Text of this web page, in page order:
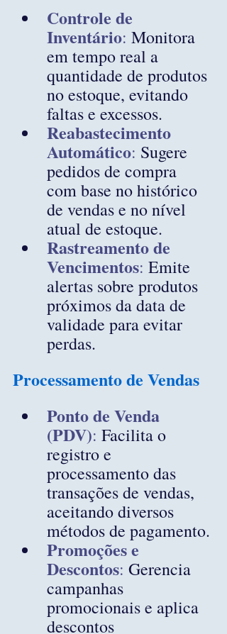
Controle de
Inventário: Monitora
em tempo real a
quantidade de produtos
no estoque, evitando
faltas e excessos.
Reabastecimento
Automático: Sugere
pedidos de compra
com base no histórico
de vendas e no nível
atual de estoque.
Rastreamento de
Vencimentos: Emite
alertas sobre produtos
próximos da data de
validade para evitar
perdas.
Processamento de Vendas
Ponto de Venda
(PDV): Facilita o
registro e
processamento das
transações de vendas,
aceitando diversos
métodos de pagamento.
Promoções e
Descontos: Gerencia
campanhas
promocionais e aplica
descontos